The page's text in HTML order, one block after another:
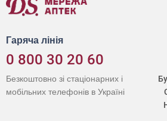
Гаряча лінія
0 800 30 20 60
Безкоштовно зі стаціонарних і
мобільних телефонів в Україні